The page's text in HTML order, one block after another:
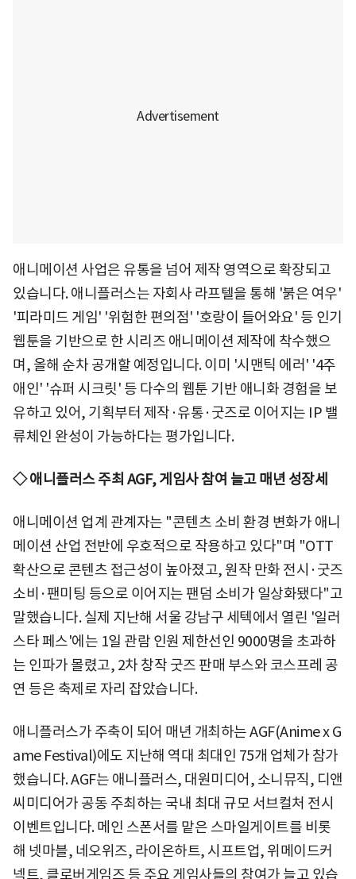
애니메이션 사업은 유통을 넘어 제작 영역으로 확장되고
있습니다. 애니플러스는 자회사 라프텔을 통해 '붉은 여우'
'피라미드 게임' '위험한 편의점' '호랑이 들어와요' 등 인기
웹툰을 기반으로 한 시리즈 애니메이션 제작에 착수했으
며, 올해 순차 공개할 예정입니다. 이미 '시맨틱 에러' '4주
애인' '슈퍼 시크릿' 등 다수의 웹툰 기반 애니화 경험을 보
유하고 있어, 기획부터 제작·유통·굿즈로 이어지는 IP 밸
류체인 완성이 가능하다는 평가입니다.
◇ 애니플러스 주최 AGF, 게임사 참여 늘고 매년 성장세
애니메이션 업계 관계자는 "콘텐츠 소비 환경 변화가 애니
메이션 산업 전반에 우호적으로 작용하고 있다"며 "OTT
확산으로 콘텐츠 접근성이 높아졌고, 원작 만화 전시·굿즈
소비·팬미팅 등으로 이어지는 팬덤 소비가 일상화됐다"고
말했습니다. 실제 지난해 서울 강남구 세텍에서 열린 '일러
스타 페스'에는 1일 관람 인원 제한선인 9000명을 초과하
는 인파가 몰렸고, 2차 창작 굿즈 판매 부스와 코스프레 공
연 등은 축제로 자리 잡았습니다.
애니플러스가 주축이 되어 매년 개최하는 AGF(Anime x G
ame Festival)에도 지난해 역대 최대인 75개 업체가 참가
했습니다. AGF는 애니플러스, 대원미디어, 소니뮤직, 디앤
씨미디어가 공동 주최하는 국내 최대 규모 서브컬처 전시
이벤트입니다. 메인 스폰서를 맡은 스마일게이트를 비롯
해 넷마블, 네오위즈, 라이온하트, 시프트업, 위메이드커
넥트, 클로버게임즈 등 주요 게임사들의 참여가 늘고 있습